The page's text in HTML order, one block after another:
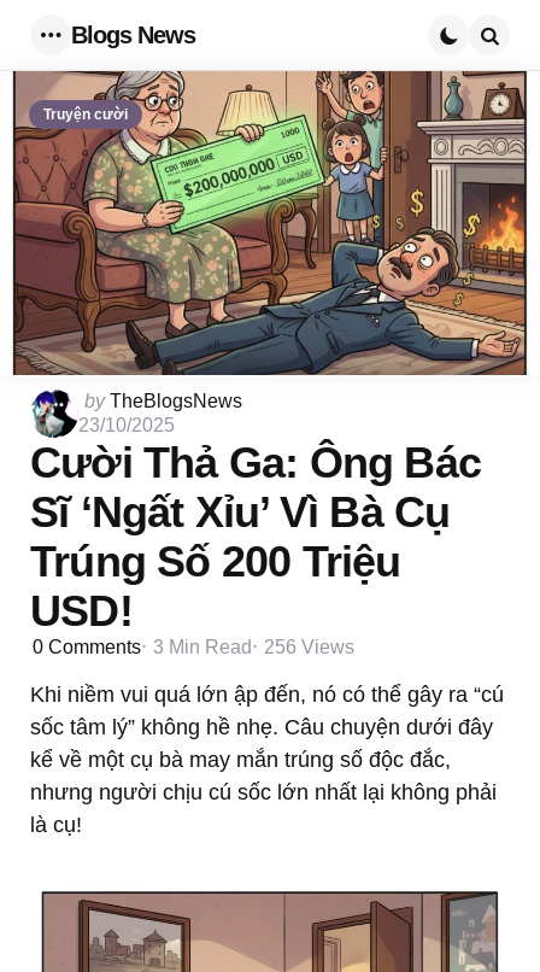
Blogs News
Truyện cười
Posted
by
by TheBlogsNews
23/10/2025
Cười Thả Ga: Ông Bác
Sĩ ‘Ngất Xỉu’ Vì Bà Cụ
Trúng Số 200 Triệu
USD!
0 Comments 3 Min Read 256 Views
Khi niềm vui quá lớn ập đến, nó có thể gây ra “cú
sốc tâm lý” không hề nhẹ. Câu chuyện dưới đây
kể về một cụ bà may mắn trúng số độc đắc,
nhưng người chịu cú sốc lớn nhất lại không phải
là cụ!